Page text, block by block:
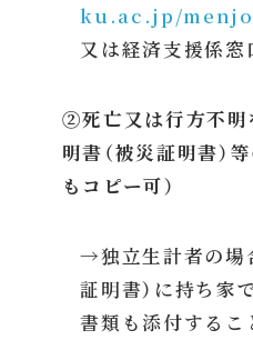
ku.ac.jp/
又は経済支援係窓
②死亡又は行方不明
明書（被災証明書）
もコピー可）
→独立生計者の場
証明書）に持ち家
書類も添付するこ